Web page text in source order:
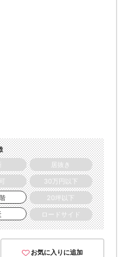
居抜き
30万円以下
20坪以下
ロードサイド
お気に入りに追加